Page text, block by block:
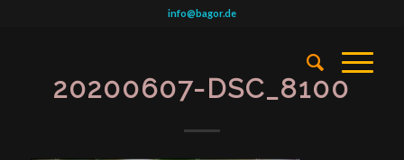
info@bagor.de
20200607-DSC_8100